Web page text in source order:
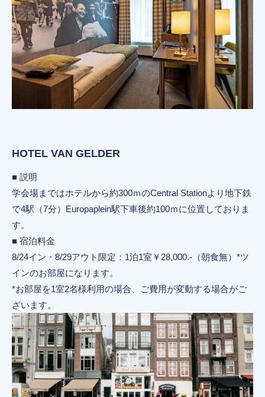
HOTEL VAN GELDER
■ 説明
学会場まではホテルから約300ｍのCentral Stationより地下鉄
で4駅（7分）Europaplein駅下車後約100ｍに位置しておりま
す。
■ 宿泊料金
8/24イン・8/29アウト限定：1泊1室￥28,000.-（朝食無）*ツ
インのお部屋になります。
*お部屋を1室2名様利用の場合、ご費用が変動する場合がご
ざいます。